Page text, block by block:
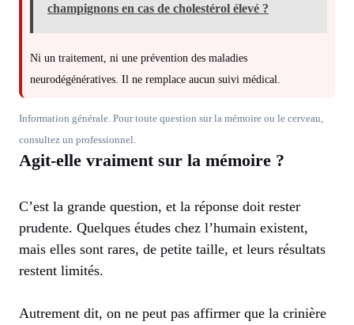
champignons en cas de cholestérol élevé ?
Ni un traitement, ni une prévention des maladies
neurodégénératives. Il ne remplace aucun suivi médical.
Information générale. Pour toute question sur la mémoire ou le cerveau,
consultez un professionnel.
Agit-elle vraiment sur la mémoire ?
C’est la grande question, et la réponse doit rester
prudente. Quelques études chez l’humain existent,
mais elles sont rares, de petite taille, et leurs résultats
restent limités.
Autrement dit, on ne peut pas affirmer que la crinière